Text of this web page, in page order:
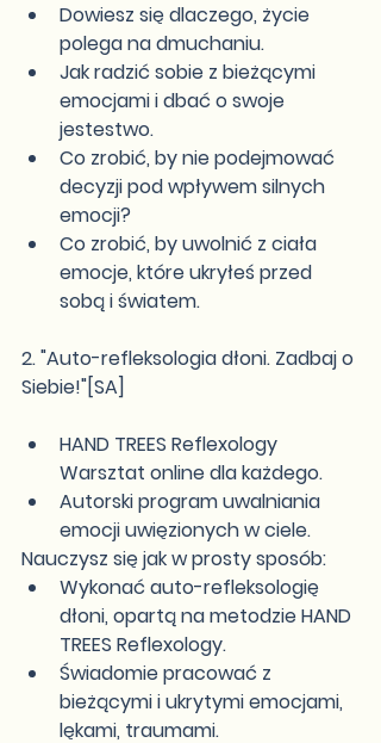
Dowiesz się dlaczego, życie
polega na dmuchaniu.
Jak radzić sobie z bieżącymi
emocjami i dbać o swoje
jestestwo.
Co zrobić, by nie podejmować
decyzji pod wpływem silnych
emocji?
Co zrobić, by uwolnić z ciała
emocje, które ukryłeś przed
sobą i światem.
2. "Auto-refleksologia dłoni. Zadbaj o
Siebie!"[SA]
HAND TREES Reflexology
Warsztat online dla każdego.
Autorski program uwalniania
emocji uwięzionych w ciele.
Nauczysz się jak w prosty sposób:
Wykonać auto-refleksologię
dłoni, opartą na metodzie HAND
TREES Reflexology.
Świadomie pracować z
bieżącymi i ukrytymi emocjami,
lękami, traumami.